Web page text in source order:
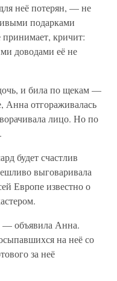
неё потерян, — не
подарками
кричит:
доводами её не
и била по щекам —
Анна отгораживалась
лицо. Но по
будет счастлив
выговаривала
Европе известно о
— объявила Анна.
на неё со
за неё